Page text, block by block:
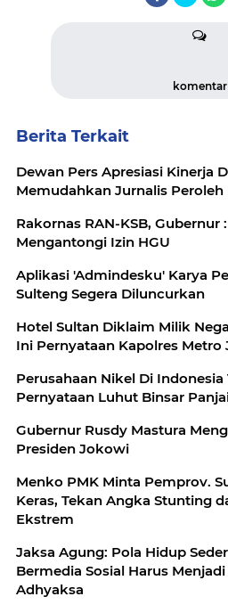
komentar
Berita Terkait
Dewan Pers Apresiasi Kinerja
Memudahkan Jurnalis
Rakornas RAN-KSB, Gubernur
Mengantongi Izin HGU
Aplikasi 'Admindesku' Karya
Sulteng Segera Diluncurkan
Hotel Sultan Diklaim Milik
Ini Pernyataan Kapolres Metro
Perusahaan Nikel Di
Pernyataan Luhut Binsar
Gubernur Rusdy Mastura
Presiden Jokowi
Menko PMK Minta Pemprov.
Keras, Tekan Angka Stunting
Ekstrem
Jaksa Agung: Pola Hidup
Bermedia Sosial Harus
Adhyaksa